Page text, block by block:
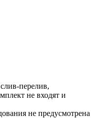
перелив,
не входят и
не предусмотрена